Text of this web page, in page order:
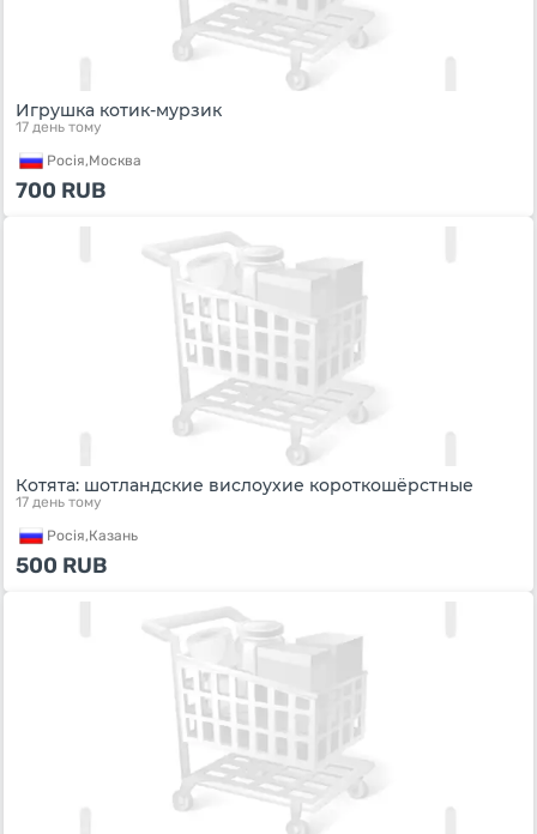
Игрушка котик-мурзик
17 день тому
Росiя,Москва
700 RUB
Котята: шотландские вислоухие короткошёрстные
17 день тому
Росiя,Казань
500 RUB